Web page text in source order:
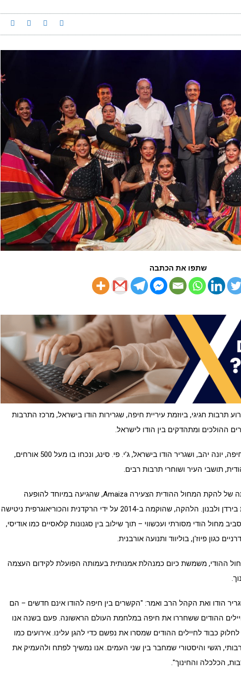
שתפו את הכתבה
אירוע תרבות חגיגי, ביוזמת עיריית חיפה, שגרירות הודו בישראל, מרכז התרבות
ההולכים ומתהדקים בין הודו לישראל.
האירוע נערך בהשתתפות ראש העיר חיפה, יונה יהב, ושגריר הודו בישראל, ג’י. פי. סינג, ונכחו בו מעל 500 אורחים,
תושבי העיר ושוחרי תרבות רבים.
גולת הכותרת של הערב הייתה הופעתה של להקת המחול ההודית הצעירה Amaiza, שהגיעה במיוחד להופעה
חד-פעמית בחיפה לאחר סבב הופעות בירדן ולבנון. הלהקה, שהוקמה ב-2014 על ידי הרקדנית והכוריאוגרפית ניטישה
מחול הודי מסורתי ועכשווי – תוך שילוב בין סגנונות קלאסיים כמו אודיסי,
כגון פיוז'ן, בוליווד ותנועה אורבנית.
ההודי, משמשת כיום כמנהלת אמנותית בעמותה הפועלת לקידום העצמה
הודו ואת הקהל הרב ואמר: "הקשרים בין חיפה להודו אינם חדשים – הם
ההודים ששחררו את חיפה במלחמת העולם הראשונה. פעם בשנה אנו
כבוד לחיילים ההודים שמסרו את נפשם כדי להגן עלינו. אירועים כמו
רגשי והיסטורי שמחבר בין שני העמים. אנו נמשיך לפתח ולהעמיק את
הכלכלה והחינוך".